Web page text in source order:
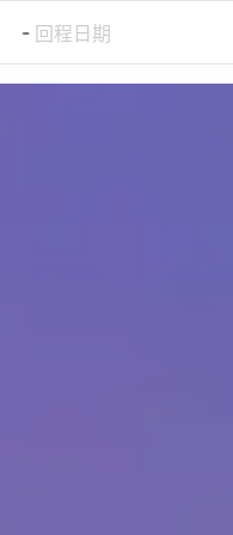
- 回程日期